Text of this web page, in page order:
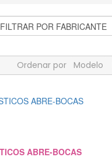
Ordenar por
Modelo
ABRE-BOCAS